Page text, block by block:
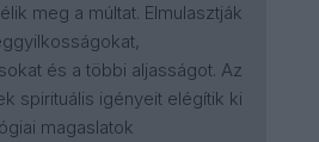
meg a múltat. Elmulasztják
és a többi aljasságot. Az
spirituális igényeit elégítik ki
magaslatok